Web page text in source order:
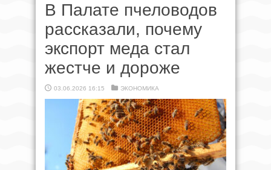
В Палате пчеловодов
рассказали, почему
экспорт меда стал
жестче и дороже
03.06.2026 16:15 ЭКОНОМИКА